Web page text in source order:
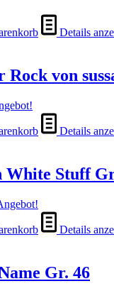
Details
Rock von
Details
White Stuff
Details
Gr. 46